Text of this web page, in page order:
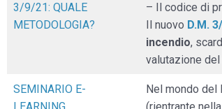
3/9/21: QUALE
METODOLOGIA?
– Il codice di
Il nuovo D.M.
incendio,
valutazione
SEMINARIO E-
Nel mondo del